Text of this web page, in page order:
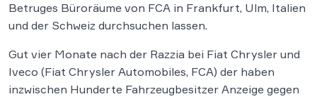
Betruges Büroräume von FCA in Frankfurt, Ulm, Italien
und der Schweiz durchsuchen lassen.
Gut vier Monate nach der Razzia bei Fiat Chrysler und
Iveco (Fiat Chrysler Automobiles, FCA) der haben
inzwischen Hunderte Fahrzeugbesitzer Anzeige gegen